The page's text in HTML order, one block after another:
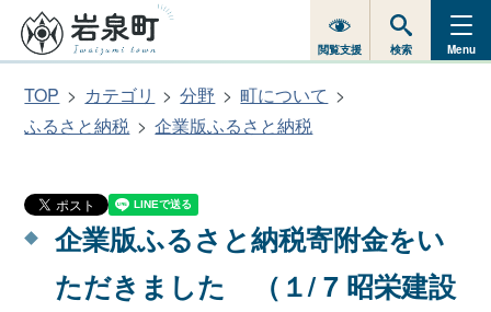
閲覧支援 検索 Menu
TOP カテゴリ 分野
町について
ふるさと納税
企業版ふるさと納税
企業版ふるさと納税寄附金をい
ただきました （１/ 7 昭栄建設